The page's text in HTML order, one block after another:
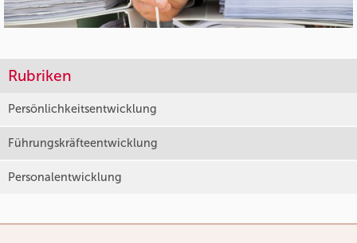
Rubriken
Persönlichkeitsentwicklung
Führungskräfteentwicklung
Personalentwicklung